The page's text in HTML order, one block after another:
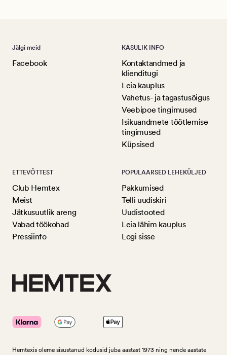
Jälgi meid
Facebook
KASULIK INFO
Kontaktandmed ja
klienditugi
Leia kauplus
Vahetus- ja tagastusõigus
Veebipoe tingimused
Isikuandmete töötlemise
tingimused
Küpsised
ETTEVÕTTEST
Club Hemtex
Meist
Jätkusuutlik areng
Vabad töökohad
Pressiinfo
POPULAARSED LEHEKÜLJED
Pakkumised
Telli uudiskiri
Uudistooted
Leia lähim kauplus
Logi sisse
Hemtexis oleme sisustanud kodusid juba aastast 1973 ning nende aastate